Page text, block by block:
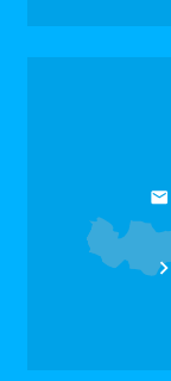
email